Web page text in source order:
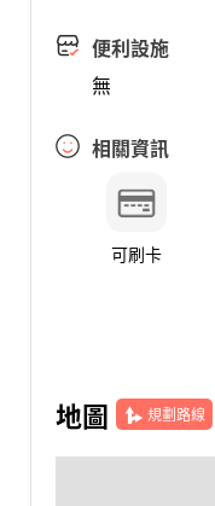
便利設施
無
相關資訊
可刷卡
地圖 規劃路線